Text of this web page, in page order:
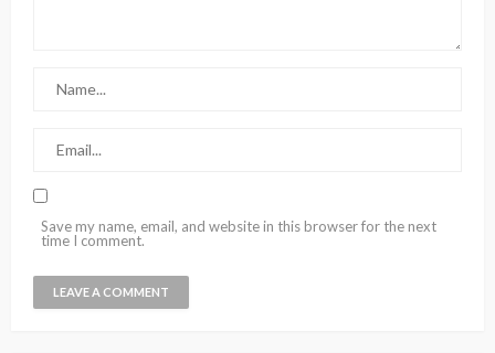
Save my name, email, and website in this browser for the next
time I comment.